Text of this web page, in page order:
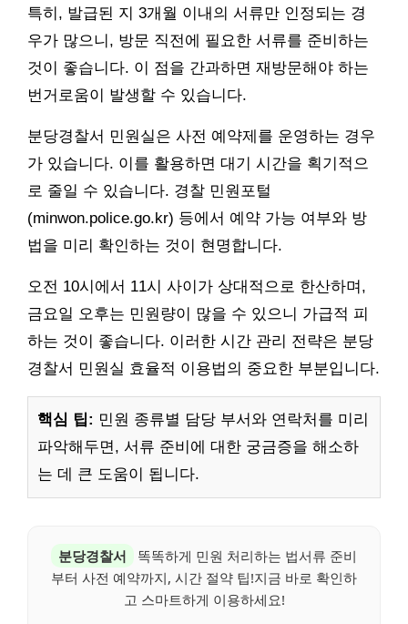
특히, 발급된 지 3개월 이내의 서류만 인정되는 경
우가 많으니, 방문 직전에 필요한 서류를 준비하는
것이 좋습니다. 이 점을 간과하면 재방문해야 하는
번거로움이 발생할 수 있습니다.
분당경찰서 민원실은 사전 예약제를 운영하는 경우
가 있습니다. 이를 활용하면 대기 시간을 획기적으
로 줄일 수 있습니다. 경찰 민원포털
(minwon.police.go.kr) 등에서 예약 가능 여부와 방
법을 미리 확인하는 것이 현명합니다.
오전 10시에서 11시 사이가 상대적으로 한산하며,
금요일 오후는 민원량이 많을 수 있으니 가급적 피
하는 것이 좋습니다. 이러한 시간 관리 전략은 분당
경찰서 민원실 효율적 이용법의 중요한 부분입니다.
핵심 팁: 민원 종류별 담당 부서와 연락처를 미리
파악해두면, 서류 준비에 대한 궁금증을 해소하
는 데 큰 도움이 됩니다.
분당경찰서
똑똑하게 민원 처리하는 법서류 준비
부터 사전 예약까지, 시간 절약 팁!지금 바로 확인하
고 스마트하게 이용하세요!